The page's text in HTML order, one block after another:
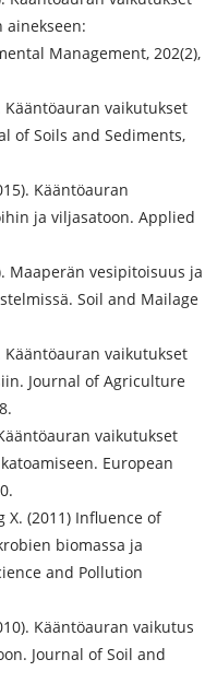
ainekseen:
Management, 202(2),
Kääntöauran vaikutukset
of Soils and Sediments,
Kääntöauran
ja viljasatoon. Applied
Maaperän vesipitoisuus ja
Soil and Mailage
Kääntöauran vaikutukset
Journal of Agriculture
vaikutukset
European
X. (2011) Influence of
biomassa ja
and Pollution
Kääntöauran vaikutus
Journal of Soil and